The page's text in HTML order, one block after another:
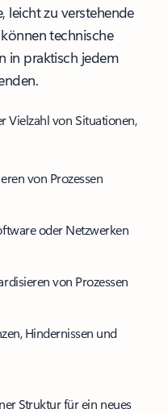
leicht zu verstehende
technische
in praktisch jedem
Vielzahl von Situationen,
von Prozessen
oder Netzwerken
von Prozessen
Hindernissen und
Struktur für ein neues